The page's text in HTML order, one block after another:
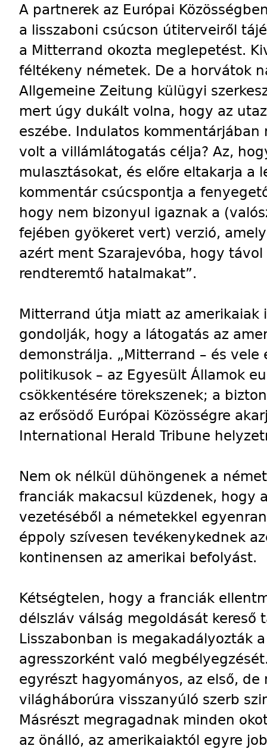
A partnerek az Európai
a lisszaboni csúcson útiterveiről
a Mitterrand okozta meglepetést.
féltékeny németek. De a horvátok
Allgemeine Zeitung külügyi
mert úgy dukált volna, hogy az
eszébe. Indulatos
volt a villámlátogatás célja? Az,
mulasztásokat, és előre eltakarja a
kommentár csúcspontja a
hogy nem bizonyul igaznak a
fejében gyökeret vert) verzió,
azért ment Szarajevóba, hogy
rendteremtő hatalmakat”.
Mitterrand útja miatt az amerikaiak
gondolják, hogy a látogatás az
demonstrálja. „Mitterrand – és
politikusok – az Egyesült Államok
csökkentésére törekszenek; a
az erősödő Európai Közösségre
International Herald Tribune
Nem ok nélkül dühöngenek a
franciák makacsul küzdenek, hogy
vezetéséből a németekkel
éppoly szívesen tevékenykednek
kontinensen az amerikai befolyást.
Kétségtelen, hogy a franciák
délszláv válság megoldását kereső
Lisszabonban is megakadályozták
agresszorként való
egyrészt hagyományos, az első,
világháborúra visszanyúló szerb
Másrészt megragadnak minden
az önálló, az amerikaiaktól egyre